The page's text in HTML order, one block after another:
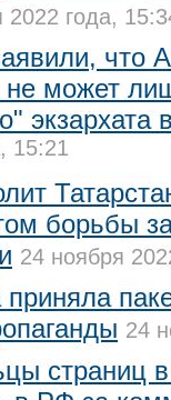
2022 года,
что
не может
15:21
борьбы
24 ноября
24
страниц